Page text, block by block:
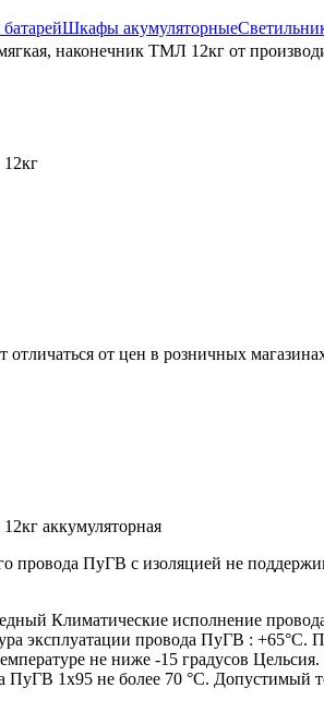
Шкафы акумуляторные
наконечник ТМЛ 12кг от
отличаться от цен в розничных
аккумуляторная
провода ПуГВ с изоляцией не
Климатические исполнение
эксплуатации провода ПуГВ :
не ниже -15 градусов
ПуГВ 1х95 не более 70 °С.